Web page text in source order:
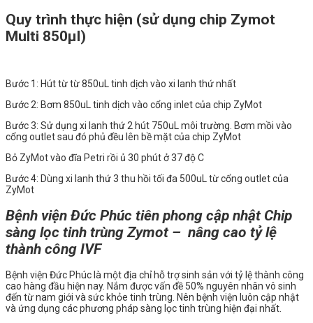
Quy trình thực hiện (sử dụng chip Zymot
Multi 850µl)
Bước 1: Hút từ từ 850uL tinh dịch vào xi lanh thứ nhất
Bước 2: Bơm 850uL tinh dịch vào cổng inlet của chip ZyMot
Bước 3: Sử dụng xi lanh thứ 2 hút 750uL môi trường. Bơm mồi vào
cổng outlet sau đó phủ đều lên bề mặt của chip ZyMot
Bỏ ZyMot vào đĩa Petri rồi ủ 30 phút ở 37 độ C
Bước 4: Dùng xi lanh thứ 3 thu hồi tối đa 500uL từ cổng outlet của
ZyMot
Bệnh viện Đức Phúc tiên phong cập nhật Chip
sàng lọc tinh trùng Zymot – nâng cao tỷ lệ
thành công IVF
Bệnh viện Đức Phúc là một địa chỉ hỗ trợ sinh sản với tỷ lệ thành công
cao hàng đầu hiện nay. Nắm được vấn đề 50% nguyên nhân vô sinh
đến từ nam giới và sức khỏe tinh trùng. Nên bệnh viện luôn cập nhật
và ứng dụng các phương pháp sàng lọc tinh trùng hiện đại nhất.